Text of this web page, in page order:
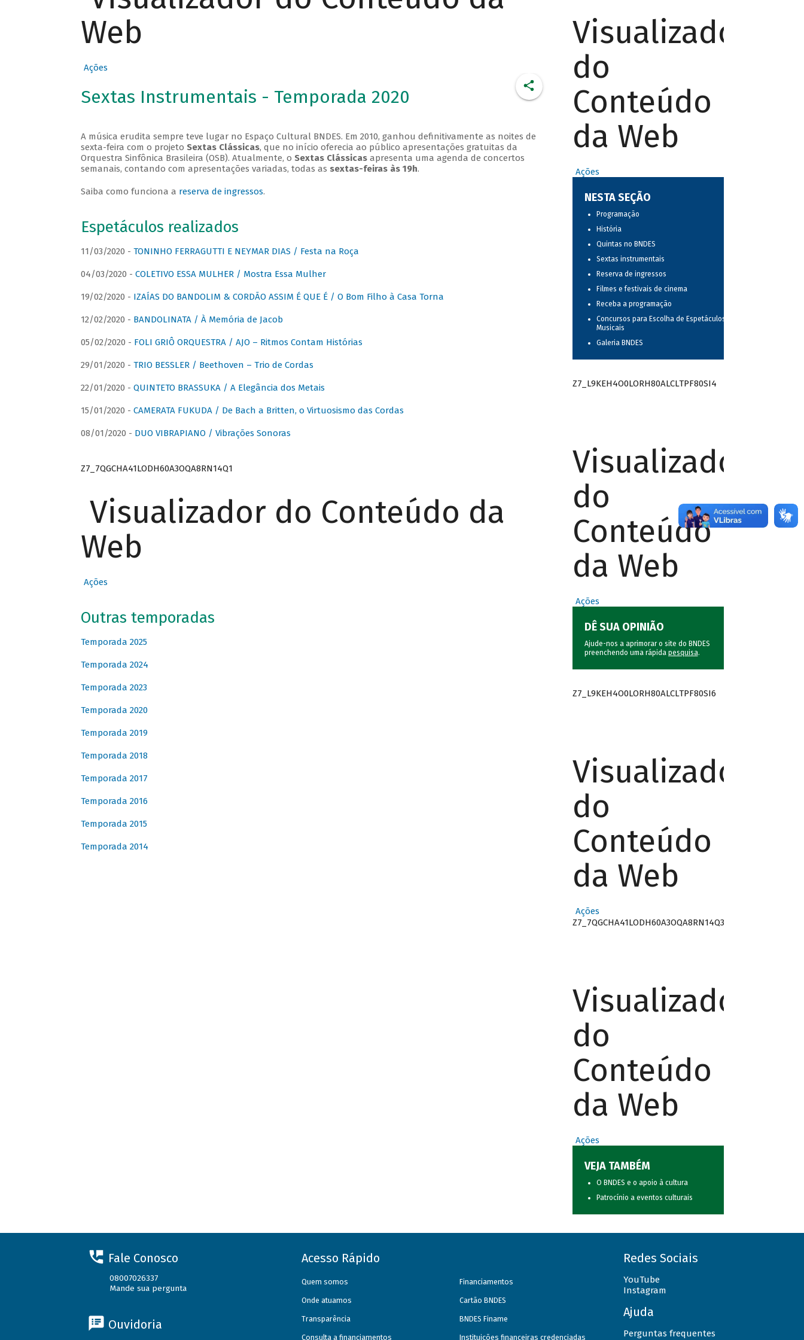
Web
Ações
Sextas Instrumentais - Temporada 2020
A música erudita sempre teve lugar no Espaço Cultural BNDES. Em 2010, ganhou definitivamente as noites de
sexta-feira com o projeto Sextas Clássicas, que no início oferecia ao público apresentações gratuitas da
Orquestra Sinfônica Brasileira (OSB). Atualmente, o Sextas Clássicasapresenta uma agenda de concertos
semanais, contando com apresentações variadas, todas as sextas-feiras às 19h.
Saiba como funciona a reserva de ingressos.
Espetáculos realizados
11/03/2020 - TONINHO FERRAGUTTI E NEYMAR DIAS / Festa na Roça
04/03/2020 - COLETIVO ESSA MULHER / Mostra Essa Mulher
19/02/2020 - IZAÍAS DO BANDOLIM & CORDÃO ASSIM É QUE É / O Bom Filho à Casa Torna
12/02/2020 - BANDOLINATA / À Memória de Jacob
05/02/2020 - FOLI GRIÔ ORQUESTRA / AJO – Ritmos Contam Histórias
29/01/2020 - TRIO BESSLER / Beethoven – Trio de Cordas
22/01/2020 - QUINTETO BRASSUKA / A Elegância dos Metais
15/01/2020 - CAMERATA FUKUDA / De Bach a Britten, o Virtuosismo das Cordas
08/01/2020 - DUO VIBRAPIANO / Vibrações Sonoras
Z7_7QGCHA41LODH60A3OQA8RN14Q1
Visualizador do Conteúdo da
Web
Ações
Outras temporadas
Temporada 2025
Temporada 2024
Temporada 2023
Temporada 2020
Temporada 2019
Temporada 2018
Temporada 2017
Temporada 2016
Temporada 2015
Temporada 2014
Visualizador
do
Conteúdo
da Web
Ações
NESTA SEÇÃO
Programação
História
Quintas no BNDES
Sextas instrumentais
Reserva de ingressos
Filmes e festivais de cinema
Receba a programação
Concursos para Escolha de Espetáculos
Musicais
Galeria BNDES
Z7_L9KEH4O0LORH80ALCLTPF80SI4
Visualizador
do
Conteúdo
da Web
Ações
DÊ SUA OPINIÃO
Ajude-nos a aprimorar o site do BNDES
preenchendo uma rápida pesquisa.
Z7_L9KEH4O0LORH80ALCLTPF80SI6
Visualizador
do
Conteúdo
da Web
Ações
Z7_7QGCHA41LODH60A3OQA8RN14Q3
Visualizador
do
Conteúdo
da Web
Ações
VEJA TAMBÉM
O BNDES e o apoio à cultura
Patrocínio a eventos culturais
Fale Conosco
08007026337
Mande sua pergunta
Ouvidoria
Acesso Rápido
Quem somos
Onde atuamos
Transparência
Consulta a financiamentos
Financiamentos
Cartão BNDES
BNDES Finame
Instituições financeiras credenciadas
Redes Sociais
YouTube
Instagram
Ajuda
Perguntas frequentes